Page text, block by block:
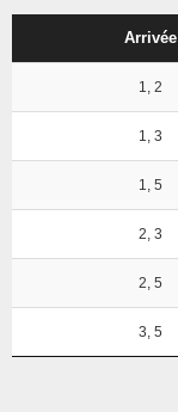
Arrivée
1, 2
1, 3
1, 5
2, 3
2, 5
3, 5